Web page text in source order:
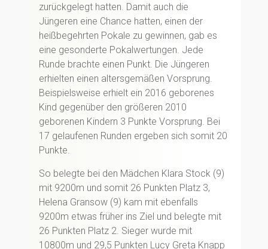
zurückgelegt hatten. Damit auch die
Jüngeren eine Chance hatten, einen der
heißbegehrten Pokale zu gewinnen, gab es
eine gesonderte Pokalwertungen. Jede
Runde brachte einen Punkt. Die Jüngeren
erhielten einen altersgemäßen Vorsprung.
Beispielsweise erhielt ein 2016 geborenes
Kind gegenüber den größeren 2010
geborenen Kindern 3 Punkte Vorsprung. Bei
17 gelaufenen Runden ergeben sich somit 20
Punkte.
So belegte bei den Mädchen Klara Stock (9)
mit 9200m und somit 26 Punkten Platz 3,
Helena Gransow (9) kam mit ebenfalls
9200m etwas früher ins Ziel und belegte mit
26 Punkten Platz 2. Sieger wurde mit
10800m und 29,5 Punkten Lucy Greta Knapp